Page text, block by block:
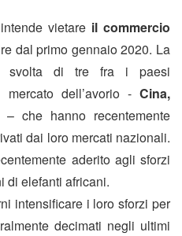
vietare il commercio
dal primo gennaio 2020. La
svolta di tre fra i paesi
dell’avorio - Cina,
– che hanno recentemente
dai loro mercati nazionali.
aderito agli sforzi
di elefanti africani.
intensificare i loro sforzi per
decimati negli ultimi